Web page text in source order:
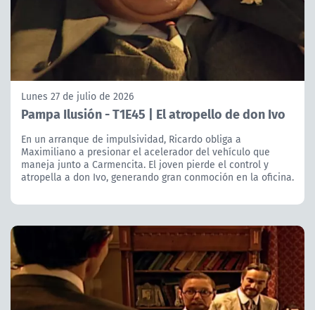
Lunes 27 de julio de 2026
Pampa Ilusión - T1E45 | El atropello de don Ivo
En un arranque de impulsividad, Ricardo obliga a
Maximiliano a presionar el acelerador del vehículo que
maneja junto a Carmencita. El joven pierde el control y
atropella a don Ivo, generando gran conmoción en la oficina.